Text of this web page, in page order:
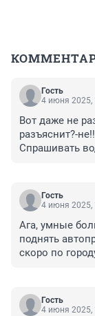
Гость
4 июня 2025,
Вот даже не
разъяснит?-
Спрашивать
закона и
отличная идея.
Гость
4 июня 2025,
Ага, умные
поднять
скоро по
Гость
4 июня 2025,